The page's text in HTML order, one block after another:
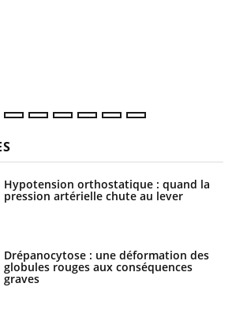
Hypotension orthostatique : quand la
pression artérielle chute au lever
Drépanocytose : une déformation des
globules rouges aux conséquences
graves